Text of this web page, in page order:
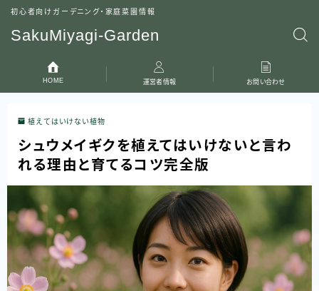
SakuMiyagi-Garden
初心者向けガーデニング・家庭菜園情報
HOME 運営者情報 お問い合わせ
植えてはいけない植物
シュウメイギクを植えてはいけないと言わ
れる理由と育てるコツ完全版